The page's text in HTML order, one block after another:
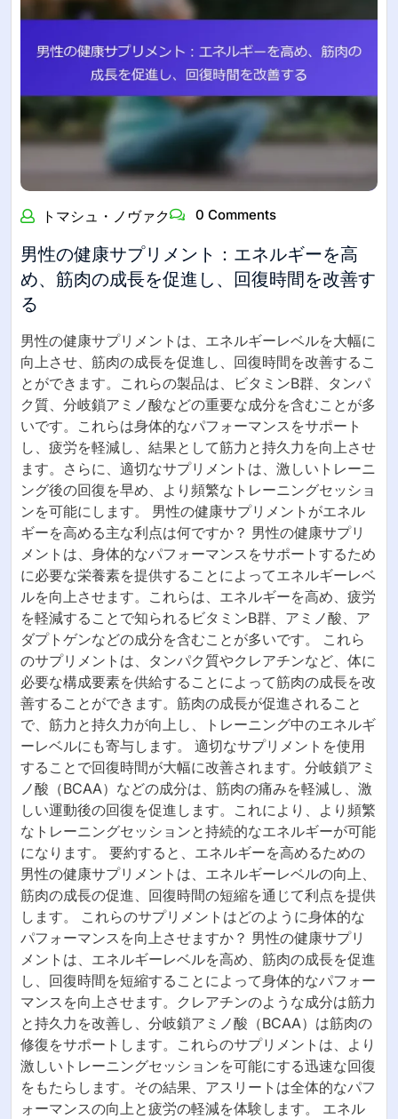
トマシュ・ノヴァク 0 Comments
男性の健康サプリメント：エネルギーを高
め、筋肉の成長を促進し、回復時間を改善す
る
男性の健康サプリメントは、エネルギーレベルを大幅に
向上させ、筋肉の成長を促進し、回復時間を改善するこ
とができます。これらの製品は、ビタミンB群、タンパ
ク質、分岐鎖アミノ酸などの重要な成分を含むことが多
いです。これらは身体的なパフォーマンスをサポート
し、疲労を軽減し、結果として筋力と持久力を向上させ
ます。さらに、適切なサプリメントは、激しいトレーニ
ング後の回復を早め、より頻繁なトレーニングセッショ
ンを可能にします。 男性の健康サプリメントがエネル
ギーを高める主な利点は何ですか？ 男性の健康サプリ
メントは、身体的なパフォーマンスをサポートするため
に必要な栄養素を提供することによってエネルギーレベ
ルを向上させます。これらは、エネルギーを高め、疲労
を軽減することで知られるビタミンB群、アミノ酸、ア
ダプトゲンなどの成分を含むことが多いです。 これら
のサプリメントは、タンパク質やクレアチンなど、体に
必要な構成要素を供給することによって筋肉の成長を改
善することができます。筋肉の成長が促進されること
で、筋力と持久力が向上し、トレーニング中のエネルギ
ーレベルにも寄与します。 適切なサプリメントを使用
することで回復時間が大幅に改善されます。分岐鎖アミ
ノ酸（BCAA）などの成分は、筋肉の痛みを軽減し、激
しい運動後の回復を促進します。これにより、より頻繁
なトレーニングセッションと持続的なエネルギーが可能
になります。 要約すると、エネルギーを高めるための
男性の健康サプリメントは、エネルギーレベルの向上、
筋肉の成長の促進、回復時間の短縮を通じて利点を提供
します。 これらのサプリメントはどのように身体的な
パフォーマンスを向上させますか？ 男性の健康サプリ
メントは、エネルギーレベルを高め、筋肉の成長を促進
し、回復時間を短縮することによって身体的なパフォー
マンスを向上させます。クレアチンのような成分は筋力
と持久力を改善し、分岐鎖アミノ酸（BCAA）は筋肉の
修復をサポートします。これらのサプリメントは、より
激しいトレーニングセッションを可能にする迅速な回復
をもたらします。その結果、アスリートは全体的なパフ
ォーマンスの向上と疲労の軽減を体験します。 エネル